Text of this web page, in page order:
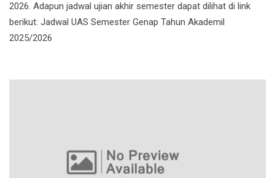
2026. Adapun jadwal ujian akhir semester dapat dilihat di link
berikut: Jadwal UAS Semester Genap Tahun Akademil
2025/2026